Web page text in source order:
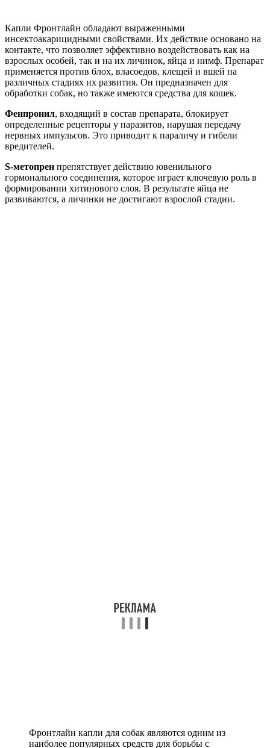
Капли Фронтлайн обладают выраженными
инсектоакарицидными свойствами. Их действие основано на
контакте, что позволяет эффективно воздействовать как на
взрослых особей, так и на их личинок, яйца и нимф. Препарат
применяется против блох, власоедов, клещей и вшей на
различных стадиях их развития. Он предназначен для
обработки собак, но также имеются средства для кошек.
Фенпронил, входящий в состав препарата, блокирует
определенные рецепторы у паразитов, нарушая передачу
нервных импульсов. Это приводит к параличу и гибели
вредителей.
S-метопрен препятствует действию ювенильного
гормонального соединения, которое играет ключевую роль в
формировании хитинового слоя. В результате яйца не
развиваются, а личинки не достигают взрослой стадии.
Фронтлайн капли для собак являются одним из
наиболее популярных средств для борьбы с